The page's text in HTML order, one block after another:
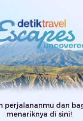
perjalananmu dan
menariknya di sini!